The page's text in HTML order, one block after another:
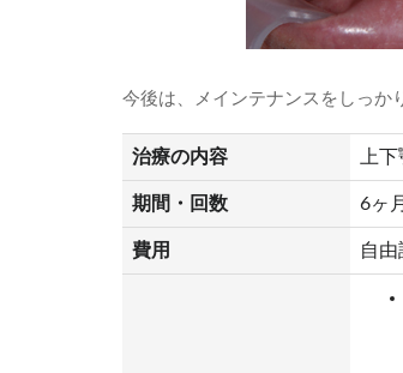
今後は、メインテナンスをしっか
治療の内容 上
期間・回数 6ヶ
費用 自